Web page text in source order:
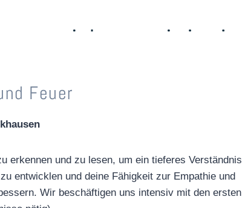
Feuer
erkennen und zu lesen, um ein tieferes Verständnis
entwicklen und deine Fähigkeit zur Empathie und
Wir beschäftigen uns intensiv mit den ersten